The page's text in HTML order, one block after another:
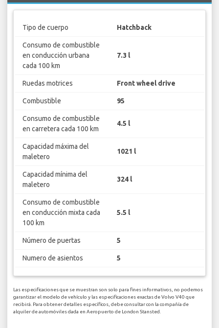
Tipo de cuerpo Hatchback
Consumo de combustible
en conducción urbana
cada 100 km
7.3 l
Ruedas motrices Front wheel drive
Combustible 95
Consumo de combustible
en carretera cada 100 km
4.5 l
Capacidad máxima del
maletero
1021 l
Capacidad mínima del
maletero
324 l
Consumo de combustible
en conducción mixta cada
100 km
5.5 l
Número de puertas 5
Numero de asientos 5
Las especificaciones que se muestran son solo para fines informativos, no podemos
garantizar el modelo de vehículo y las especificaciones exactas de Volvo V40 que
recibirá. Para obtener detalles específicos, debe consultar con la compañía de
alquiler de automóviles dada en Aeropuerto de London Stansted.